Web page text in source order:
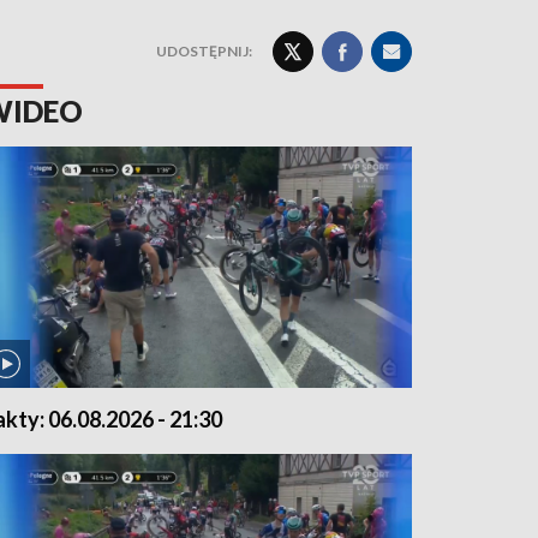
UDOSTĘPNIJ:
06.08.2026 - 21:30